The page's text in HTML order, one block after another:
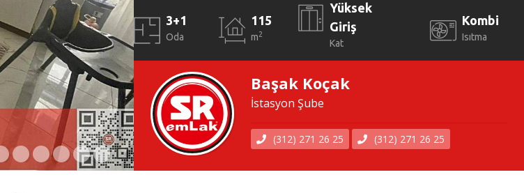
3+1
Oda
115
m2
Yüksek
Giriş
Kat
Kombi
Isıtma
Başak Koçak
İstasyon Şube
(312) 271 26 25 (312) 271 26 25